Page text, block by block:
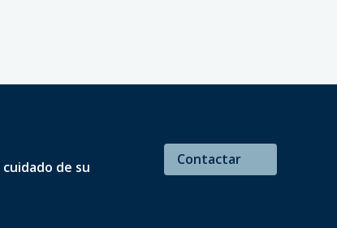
cuidado de su
Contactar